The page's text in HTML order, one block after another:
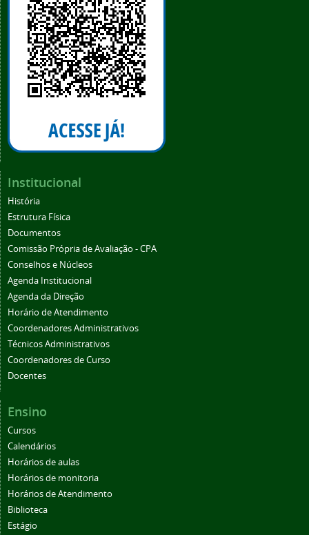
Institucional
História
Estrutura Física
Documentos
Comissão Própria de Avaliação - CPA
Conselhos e Núcleos
Agenda Institucional
Agenda da Direção
Horário de Atendimento
Coordenadores Administrativos
Técnicos Administrativos
Coordenadores de Curso
Docentes
Ensino
Cursos
Calendários
Horários de aulas
Horários de monitoria
Horários de Atendimento
Biblioteca
Estágio